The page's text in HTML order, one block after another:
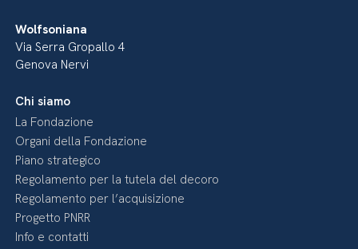
Wolfsoniana
Via Serra Gropallo 4
Genova Nervi
Chi siamo
La Fondazione
Organi della Fondazione
Piano strategico
Regolamento per la tutela del decoro
Regolamento per l’acquisizione
Progetto PNRR
Info e contatti